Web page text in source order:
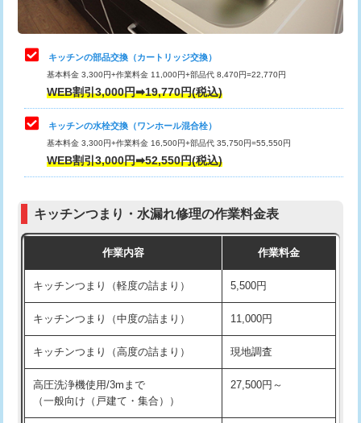
給水管工事※（塩ビ管（VP・HI）使
用/3ｍまで)
給水管工事※（塩ビ管（VP・HI）使
用（追加）/3ｍ超え)
給水管工事※（ライニング鋼管・銅
管・ポリ管・HT管使用/3ｍまで)
44,000円
管・ポリ管・HT管使用/3ｍ超え)
排水管工事（土の掘削・埋め戻し作
11,000円~
排水管工事（排水管工事/3ｍまで） 55,000円
排水管工事（追加 排水管工事/3ｍ超
+11,000円
マス交換（土の掘削・埋め戻し作業）
マス交換（深さ50㎝未満）
止水・漏水調査・防水処理・清掃・修
理・調整・分解・加工など（中作業）
22,000円
止水・漏水調査・防水処理・清掃・修
理・調整・分解・加工など（重作業）
33,000円
お風呂タンク脱着
その他部品の脱着
式・ワンホール）)
交換・取付(排水栓・排水トラップ
22,000円+材料費
持込商品取付（単水栓）
キッチンの部品交換（カートリッジ交換）
基本料金 3,300円+作業料金 11,000円+部品代 8,470円=22,770円
WEB割引3,000円➡19,770円(税込)
キッチンの水栓交換（ワンホール混合栓）
基本料金 3,300円+作業料金 16,500円+部品代 35,750円=55,550円
WEB割引3,000円➡52,550円(税込)
キッチンつまり・水漏れ修理の作業料金表
作業内容 作業料金
キッチンつまり（軽度の詰まり） 5,500円
キッチンつまり（中度の詰まり） 11,000円
キッチンつまり（高度の詰まり） 現地調査
高圧洗浄機使用/3mまで
（一般向け（戸建て・集合））
27,500円～